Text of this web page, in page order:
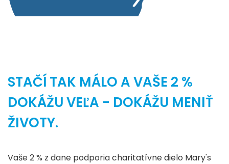
STAČÍ TAK MÁLO A VAŠE 2 %
DOKÁŽU VEĽA - DOKÁŽU MENIŤ
ŽIVOTY.
Vaše 2 % z dane podporia charitatívne dielo Mary's